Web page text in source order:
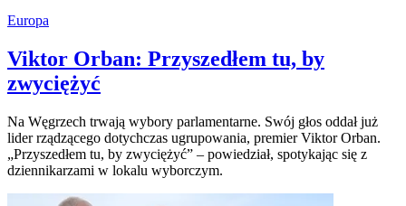
Europa
Viktor Orban: Przyszedłem tu, by
zwyciężyć
Na Węgrzech trwają wybory parlamentarne. Swój głos oddał już
lider rządzącego dotychczas ugrupowania, premier Viktor Orban.
„Przyszedłem tu, by zwyciężyć” – powiedział, spotykając się z
dziennikarzami w lokalu wyborczym.